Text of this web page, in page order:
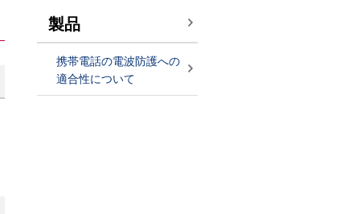
製品
携帯電話の電波防護への
適合性について